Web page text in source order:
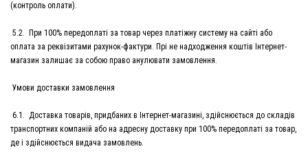
(контроль оплати).
5.2. При 100% передоплаті за товар через платіжну систему на сайті або
оплата за реквізитами рахунок-фактури. Прі не надходження коштів Інтернет-
магазин залишає за собою право анулювати замовлення.
Умови доставки замовлення
6.1. Доставка товарів, придбаних в Інтернет-магазині, здійснюється до складів
транспортних компаній або на адресну доставку при 100% передоплаті за товар,
де і здійснюється видача замовлень.